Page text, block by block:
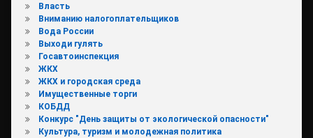
Власть
Вниманию налогоплательщиков
Вода России
Выходи гулять
Госавтоинспекция
ЖКХ
ЖКХ и городская среда
Имущественные торги
КОБДД
Конкурс "День защиты от экологической опасности"
Культура, туризм и молодежная политика